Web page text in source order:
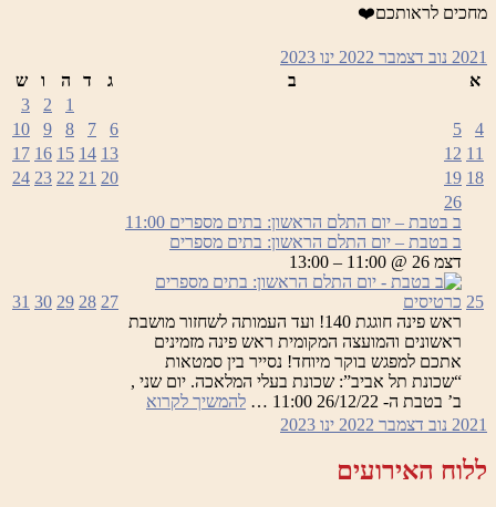
מחכים לראותכם❤️
2021 נוב דצמבר 2022 ינו 2023
א
ב ג ד ה ו
ש
1
2
3
4
5
6
7
8
9
10
11
12
13
14
15
16
17
18
19
20
21
22
23
24
25
26
ב בטבת – יום התלם הראשון: בתים מספרים 11:00
ב בטבת – יום התלם הראשון: בתים מספרים
דצמ 26 @ 11:00 – 13:00
כרטיסים
ראש פינה חוגגת 140! ועד העמותה לשחזור מושבת
ראשונים והמועצה המקומית ראש פינה מזמינים
אתכם למפגש בוקר מיוחד! נסייר בין סמטאות
“שכונת תל אביב”: שכונת בעלי המלאכה. יום שני ,
ב’ בטבת ה- 26/12/22 11:00 …
להמשיך לקרוא
27
28
29
30
31
2021 נוב דצמבר 2022 ינו 2023
ללוח האירועים